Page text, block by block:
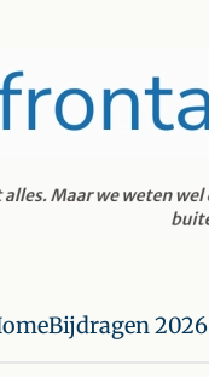
Bijdragen